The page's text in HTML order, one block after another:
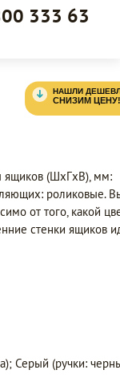
333 63
ящиков (ШxГxВ), мм:
роликовые.
от того, какой
стенки ящиков
Серый (ручки: